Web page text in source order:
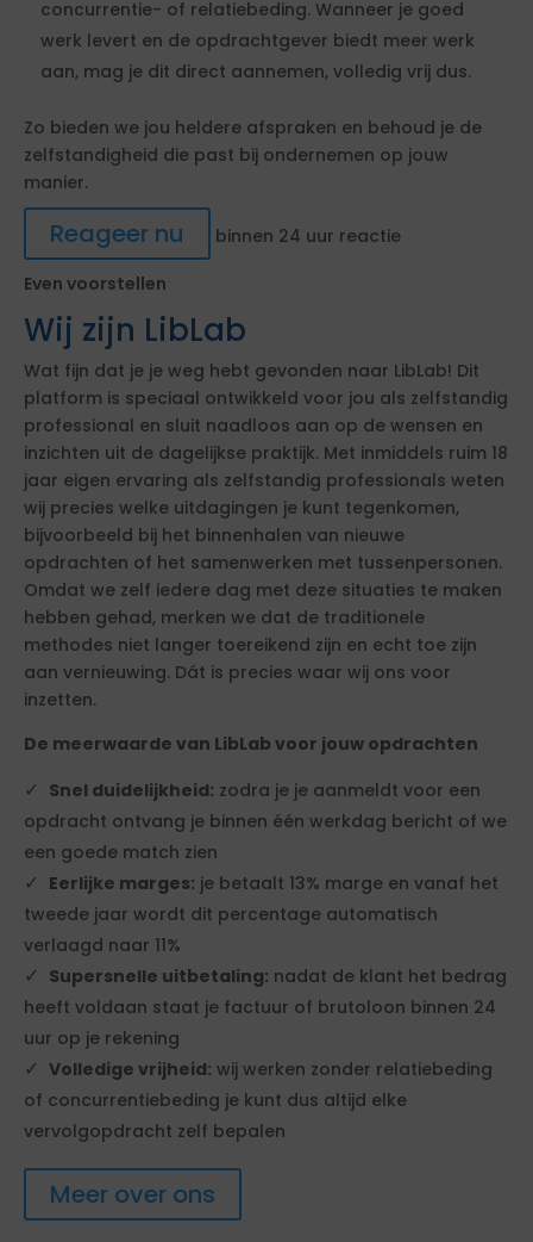
concurrentie- of relatiebeding. Wanneer je goed
werk levert en de opdrachtgever biedt meer werk
aan, mag je dit direct aannemen, volledig vrij dus.
Zo bieden we jou heldere afspraken en behoud je de
zelfstandigheid die past bij ondernemen op jouw
manier.
Reageer nu
binnen 24 uur reactie
Even voorstellen
Wij zijn LibLab
Wat fijn dat je je weg hebt gevonden naar LibLab! Dit
platform is speciaal ontwikkeld voor jou als zelfstandig
professional en sluit naadloos aan op de wensen en
inzichten uit de dagelijkse praktijk. Met inmiddels ruim 18
jaar eigen ervaring als zelfstandig professionals weten
wij precies welke uitdagingen je kunt tegenkomen,
bijvoorbeeld bij het binnenhalen van nieuwe
opdrachten of het samenwerken met tussenpersonen.
Omdat we zelf iedere dag met deze situaties te maken
hebben gehad, merken we dat de traditionele
methodes niet langer toereikend zijn en echt toe zijn
aan vernieuwing. Dát is precies waar wij ons voor
inzetten.
De meerwaarde van LibLab voor jouw opdrachten
Snel duidelijkheid: zodra je je aanmeldt voor een
opdracht ontvang je binnen één werkdag bericht of we
een goede match zien
Eerlijke marges: je betaalt 13% marge en vanaf het
tweede jaar wordt dit percentage automatisch
verlaagd naar 11%
Supersnelle uitbetaling: nadat de klant het bedrag
heeft voldaan staat je factuur of brutoloon binnen 24
uur op je rekening
Volledige vrijheid: wij werken zonder relatiebeding
of concurrentiebeding je kunt dus altijd elke
vervolgopdracht zelf bepalen
Meer over ons